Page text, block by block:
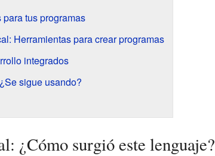
tus programas
Herramientas para crear programas
integrados
sigue usando?
¿Cómo surgió este lenguaje?